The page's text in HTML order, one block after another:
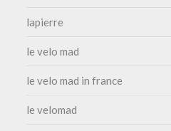
lapierre
le velo mad
le velo mad in france
le velomad